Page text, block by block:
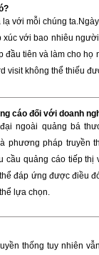
với mỗi chúng
xúc với bao nhiêu
đầu tiên và làm cho họ
visit không thể thiếu
cáo đối với doanh
ngoài quảng bá
phương pháp truyền
cầu quảng cáo tiếp thị
đáp ứng được điều
lựa chọn.
thống tuy nhiên